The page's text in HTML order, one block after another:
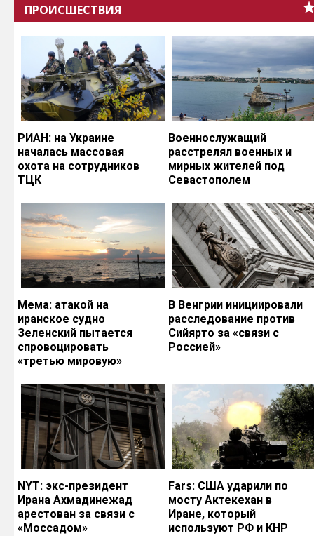
ПРОИСШЕСТВИЯ
РИАН: на Украине
началась массовая
охота на сотрудников
ТЦК
Военнослужащий
расстрелял военных и
мирных жителей под
Севастополем
Мема: атакой на
иранское судно
Зеленский пытается
спровоцировать
«третью мировую»
В Венгрии инициировали
расследование против
Сийярто за «связи с
Россией»
NYT: экс-президент
Ирана Ахмадинежад
арестован за связи с
«Моссадом»
Fars: США ударили по
мосту Актекехан в
Иране, который
используют РФ и КНР